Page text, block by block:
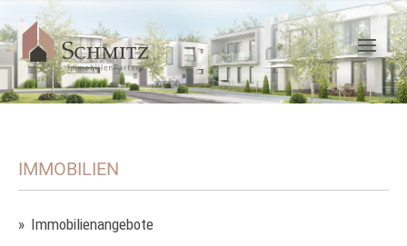
IMMOBILIEN
Immobilienangebote